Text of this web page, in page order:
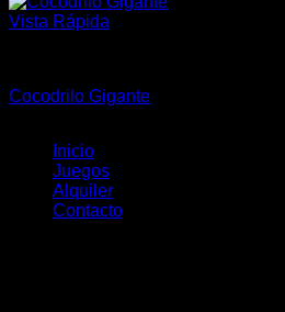
Vista Rápida
Cocodrilo Gigante
Inicio
Juegos
Alquiler
Contacto